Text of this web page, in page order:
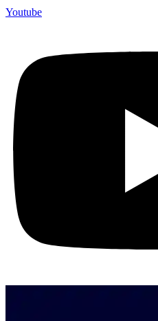
Youtube